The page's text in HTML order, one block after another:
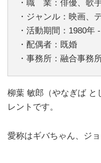
・職 業：俳優、歌
・ジャンル：映画、
・活動期間：1980年 -
・配偶者：既婚
・事務所：融合事務
柳葉 敏郎（やなぎば と
レントです。
愛称はギバちゃん、ジ